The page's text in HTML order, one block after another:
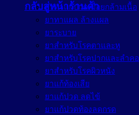
กลับสู่หน้าร้านค้า
ยาทาแก้ปวดเมื่อยกล้ามเนื้อ
ยาทาแผล ล้างแผล
ยาระบาย
ยาสำหรับโรคตาและหู
ยาสำหรับโรคปากและลำคอ
ยาสำหรับโรคผิวหนัง
ยาแก้ท้องเสีย
ยาแก้ปวด ลดไข้
ยาแก้ปวดท้องลดกรด